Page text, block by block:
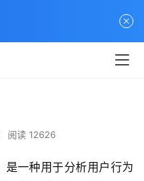
阅读 12626
是一种用于分析用户行为